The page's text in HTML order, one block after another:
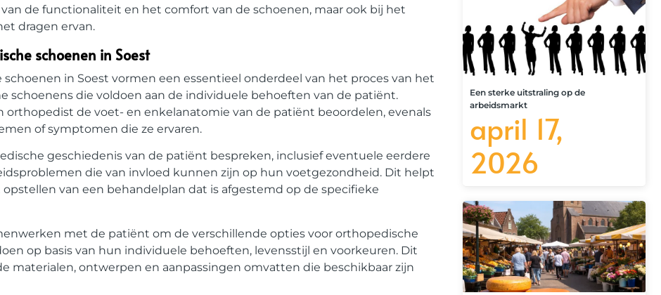
de functionaliteit en het comfort van de schoenen, maar ook bij het
dragen ervan.
schoenen in Soest
in Soest vormen een essentieel onderdeel van het proces van het
schoenens die voldoen aan de individuele behoeften van de patiënt.
orthopedist de voet- en enkelanatomie van de patiënt beoordelen, evenals
of symptomen die ze ervaren.
geschiedenis van de patiënt bespreken, inclusief eventuele eerdere
die van invloed kunnen zijn op hun voetgezondheid. Dit helpt
van een behandelplan dat is afgestemd op de specifieke
met de patiënt om de verschillende opties voor orthopedische
op basis van hun individuele behoeften, levensstijl en voorkeuren. Dit
materialen, ontwerpen en aanpassingen omvatten die beschikbaar zijn
Een sterke uitstraling op de
arbeidsmarkt
april 17,
2026